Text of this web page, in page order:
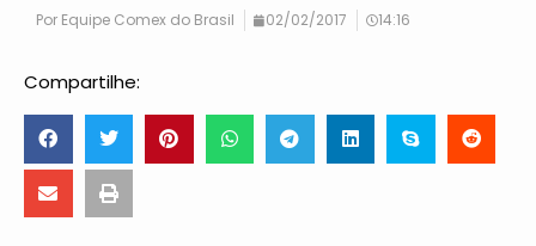
Por Equipe Comex do Brasil 02/02/2017 14:16
Compartilhe: